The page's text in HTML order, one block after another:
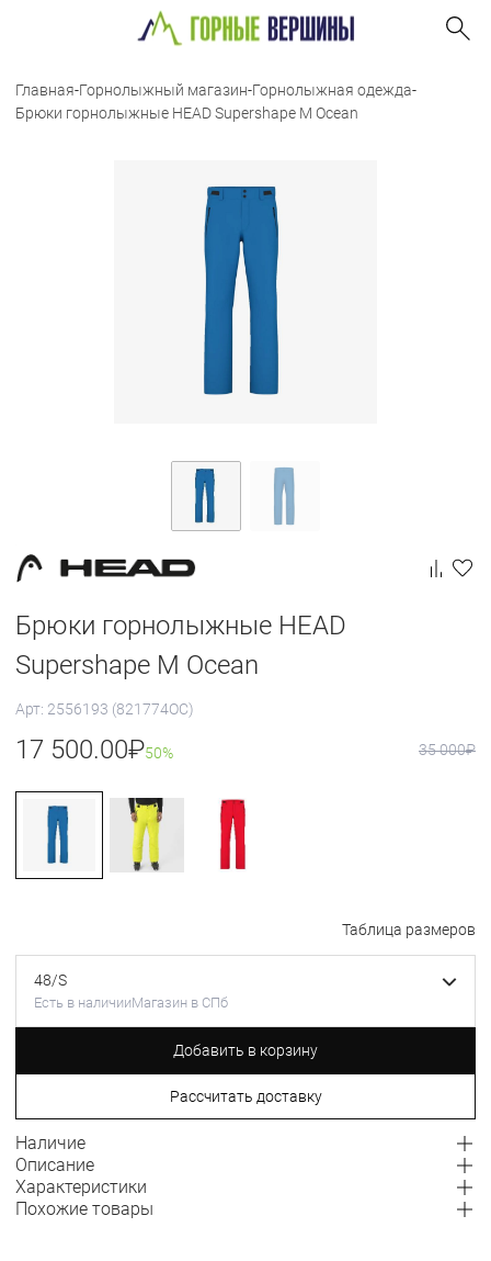
Главная-Горнолыжный магазин-Горнолыжная одежда-
Брюки горнолыжные HEAD Supershape M Ocean
Брюки горнолыжные HEAD
Supershape M Ocean
Арт: 2556193 (821774OC)
17 500.00₽50% 35 000₽
Таблица размеров
48/S
Есть в наличииМагазин в СПб
Добавить в корзину
Рассчитать доставку
Наличие
Описание
Характеристики
Похожие товары